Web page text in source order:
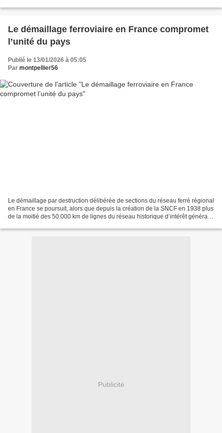
Le démaillage ferroviaire en France compromet
l’unité du pays
Publié le 13/01/2026 à 05:05
Par montpellier56
Le démaillage par destruction délibérée de sections du réseau ferré régional
en France se poursuit, alors que depuis la création de la SNCF en 1938 plus
de la moitié des 50.000 km de lignes du réseau historique d’intérêt général
Publicité